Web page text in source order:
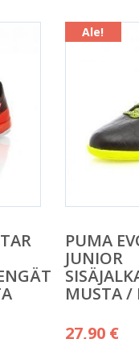
Ale!
PUMA
JUNIOR
MUSTA /
27,90 €